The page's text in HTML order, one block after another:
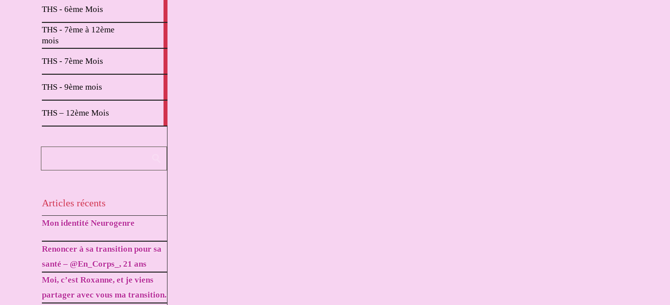
THS - 6ème Mois
THS - 7ème à 12ème
mois
THS - 7ème Mois
THS - 9ème mois
THS – 12ème Mois
Articles récents
Mon identité Neurogenre
Renoncer à sa transition pour sa
santé – @En_Corps_, 21 ans
Moi, c’est Roxanne, et je viens
partager avec vous ma transition.